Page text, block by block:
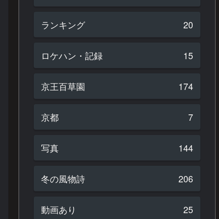
ランキング 20
ロケハン・記録 15
京王百草園 174
京都 7
写真 144
冬の風物詩 206
動画あり 25